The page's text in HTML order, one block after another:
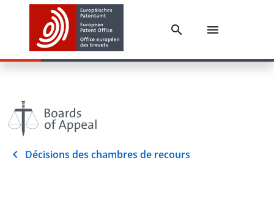
Décisions des chambres de recours